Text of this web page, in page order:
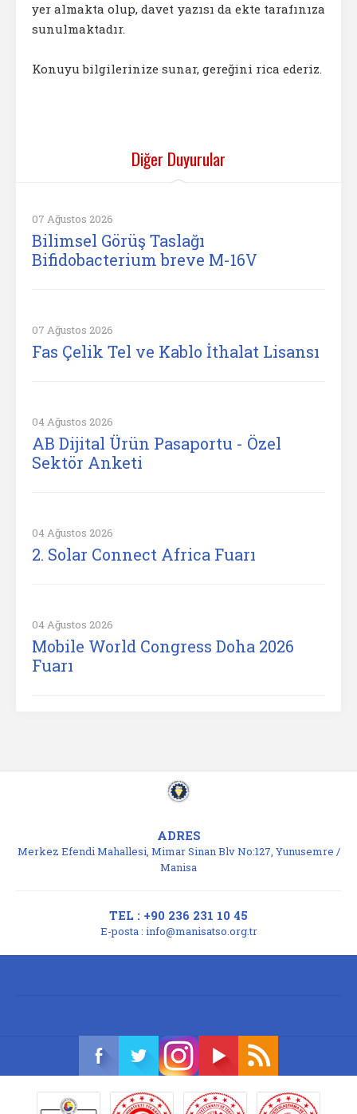
yer almakta olup, davet yazısı da ekte tarafınıza
sunulmaktadır.
Konuyu bilgilerinize sunar, gereğini rica ederiz.
Diğer Duyurular
07 Ağustos 2026
Bilimsel Görüş Taslağı
Bifidobacterium breve M-16V
07 Ağustos 2026
Fas Çelik Tel ve Kablo İthalat Lisansı
04 Ağustos 2026
AB Dijital Ürün Pasaportu - Özel
Sektör Anketi
04 Ağustos 2026
2. Solar Connect Africa Fuarı
04 Ağustos 2026
Mobile World Congress Doha 2026
Fuarı
ADRES
Merkez Efendi Mahallesi, Mimar Sinan Blv No:127, Yunusemre /
Manisa
TEL : +90 236 231 10 45
E-posta : info@manisatso.org.tr